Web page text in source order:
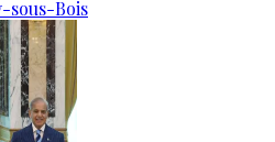
sous-Bois